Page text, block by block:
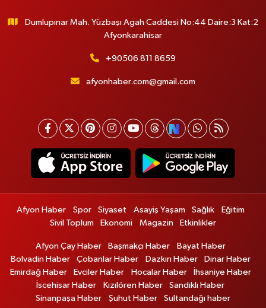
Dumlupınar Mah. Yüzbaşı Agah Caddesi No:44 Daire:3 Kat:2
Afyonkarahisar
+90506 811 8659
afyonhaber.com@gmail.com
Afyon Haber Spor Siyaset Asayiş Yaşam Sağlık
Eğitim
Sivil Toplum
Ekonomi Magazin Etkinlikler
Afyon Çay Haber Başmakçı Haber
Bayat Haber
Bolvadin Haber
Çobanlar Haber Dazkırı Haber
Dinar Haber
Emirdağ Haber
Evciler Haber Hocalar Haber
İhsaniye Haber
İscehisar Haber
Kızılören Haber
Sandıklı Haber
Sinanpaşa Haber
Şuhut Haber Sultandağı haber